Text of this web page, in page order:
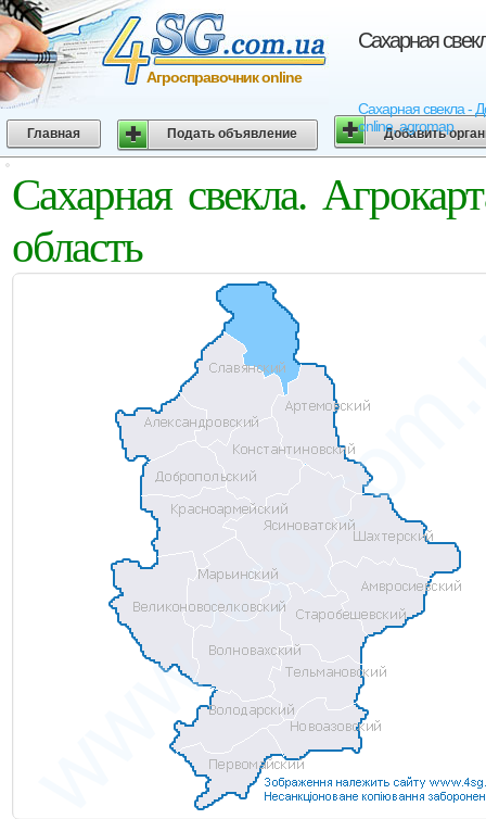
Сахарная
Сахарная свекла -
online, agromap
Агросправочник online
Главная Подать объявление Добавить
Сахарная свекла.
область